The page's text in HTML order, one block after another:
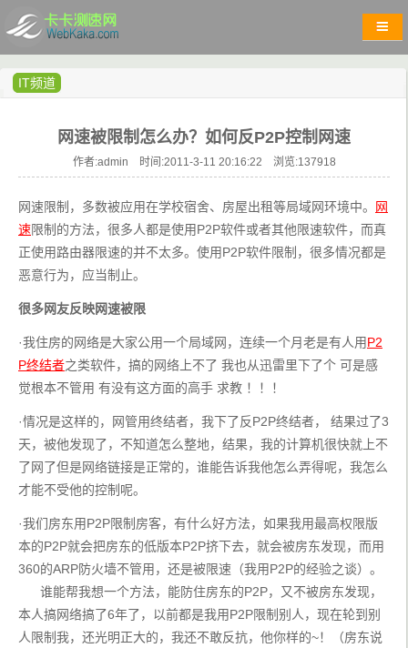
IT频道
网速被限制怎么办？如何反P2P控制网速
作者:admin 时间:2011-3-11 20:16:22 浏览:137918
网速限制，多数被应用在学校宿舍、房屋出租等局域网环境中。
网
速限制的方法，很多人都是使用P2P软件或者其他限速软件，而真
正使用路由器限速的并不太多。使用P2P软件限制，很多情况都是
恶意行为，应当制止。
很多网友反映网速被限
·我住房的网络是大家公用一个局域网，连续一个月老是有人用P2
P终结者之类软件，搞的网络上不了 我也从迅雷里下了个 可是感
觉根本不管用 有没有这方面的高手 求教 ！！！
·情况是这样的，网管用终结者，我下了反P2P终结者， 结果过了3
天，被他发现了，不知道怎么整地，结果，我的计算机很快就上不
了网了但是网络链接是正常的，谁能告诉我他怎么弄得呢，我怎么
才能不受他的控制呢。
·我们房东用P2P限制房客，有什么好方法，如果我用最高权限版
本的P2P就会把房东的低版本P2P挤下去，就会被房东发现，而用
360的ARP防火墙不管用，还是被限速（我用P2P的经验之谈）。
谁能帮我想一个方法，能防住房东的P2P，又不被房东发现，
本人搞网络搞了6年了，以前都是我用P2P限制别人，现在轮到别
人限制我，还光明正大的，我还不敢反抗，他你样的~！（房东说